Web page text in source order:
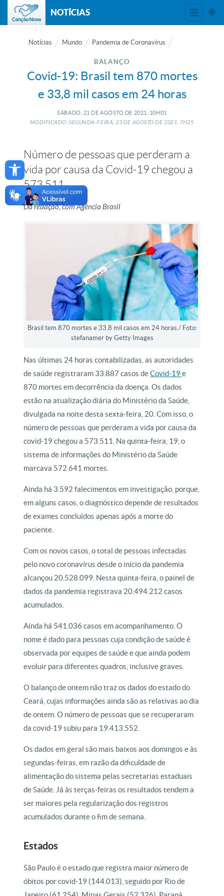
Open toolbar
NOTÍCIAS
Notícias Mundo Pandemia de Coronavírus
BALANÇO
Covid-19: Brasil tem 870 mortes
e 33,8 mil casos em 24 horas
SÁBADO, 21 DE AGOSTO DE 2021, 10H01
MODIFICADO: SEGUNDA-FEIRA, 23 DE AGOSTO DE2021, 7H25
Número de pessoas que perderam a
vida por causa da Covid-19 chegou a
573.511
Da redação, com Agência Brasil
Brasil tem 870 mortes e 33,8 mil casos em 24 horas./ Foto:
stefanamer by Getty Images
Nas últimas 24 horas contabilizadas, as autoridades
de saúde registraram 33.887 casos deCovid-19e
870 mortes em decorrência da doença. Os dados
estão na atualização diária do Ministério da Saúde,
divulgada na noite desta sexta-feira, 20. Com isso, o
número de pessoas que perderam a vida por causa da
covid-19 chegou a 573.511. Na quinta-feira, 19, o
sistema de informações do Ministério da Saúde
marcava 572.641 mortes.
Ainda há 3.592 falecimentos em investigação, porque,
em alguns casos, o diagnóstico depende de resultados
de exames concluídos apenas após a morte do
paciente.
Com os novos casos, o total de pessoas infectadas
pelo novo coronavírus desde o início da pandemia
alcançou 20.528.099. Nesta quinta-feira, o painel de
dados da pandemia registrava 20.494.212 casos
acumulados.
Ainda há 541.036 casos em acompanhamento. O
nome é dado para pessoas cuja condição de saúde é
observada por equipes de saúde e que ainda podem
evoluir para diferentes quadros, inclusive graves.
O balanço de ontem não traz os dados do estado do
Ceará, cujas informações ainda são as relativas ao dia
de ontem. O número de pessoas que se recuperaram
da covid-19 subiu para 19.413.552.
Os dados em geral são mais baixos aos domingos e às
segundas-feiras, em razão da dificuldade de
alimentação do sistema pelas secretarias estaduais
de Saúde. Já às terças-feiras os resultados tendem a
ser maiores pela regularização dos registros
acumulados durante o fim de semana.
Estados
São Paulo é o estado que registra maior número de
óbitos por covid-19 (144.013), seguido por Rio de